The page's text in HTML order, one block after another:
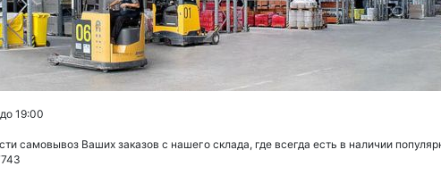
19:00
самовывоз Ваших заказов с нашего склада, где всегда есть в наличии